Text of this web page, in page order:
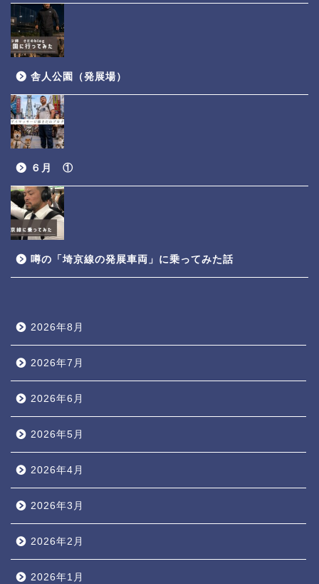
舎人公園（発展場）
６月 ①
噂の「埼京線の発展車両」に乗ってみた話
2026年8月
2026年7月
2026年6月
2026年5月
2026年4月
2026年3月
2026年2月
2026年1月